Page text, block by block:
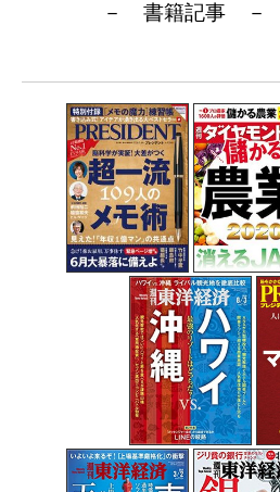
－ 書籍記事 －